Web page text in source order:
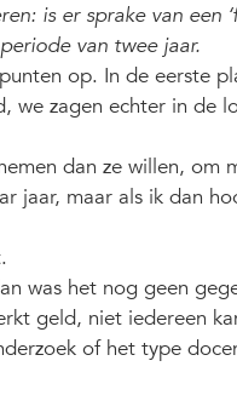
is er sprake van een
van twee jaar.
op. In de eerste
we zagen echter in de
dan ze willen, om
jaar, maar als ik dan
was het nog geen
geld, niet iedereen
of het type